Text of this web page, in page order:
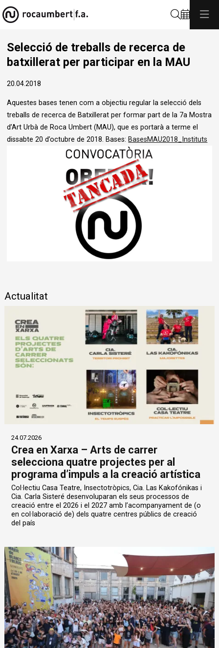
Selecció de treballs de recerca de
batxillerat per participar en la MAU
20.04.2018
Aquestes bases tenen com a objectiu regular la selecció dels
treballs de recerca de Batxillerat per formar part de la 7a Mostra
d’Art Urbà de Roca Umbert (MAU), que es portarà a terme el
dissabte 20 d’octubre de 2018. Bases: BasesMAU2018_Instituts
Actualitat
24.07.2026
Crea en Xarxa – Arts de carrer
selecciona quatre projectes per al
programa d’impuls a la creació artística
Col·lectiu Casa Teatre, Insectotròpics, Cia. Las Kakofónikas i
Cia. Carla Sisteré desenvoluparan els seus processos de
creació entre el 2026 i el 2027 amb l’acompanyament de (o
en col·laboració de) dels quatre centres públics de creació
del país